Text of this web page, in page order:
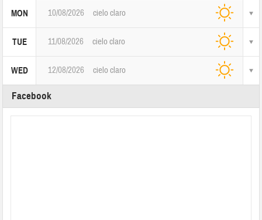
MON 10/08/2026 cielo claro
TUE 11/08/2026 cielo claro
WED 12/08/2026 cielo claro
Facebook